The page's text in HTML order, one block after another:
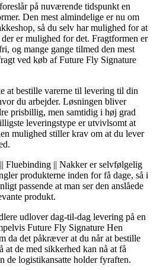
på nuværende tidspunkt en
Den mest almindelige er nu om
så du selv har mulighed for at
er mulighed for det. Fragtformen er
og mange gange tilmed den mest
ved køb af Future Fly Signature
at bestille varerne til levering til din
du arbejder. Løsningen bliver
prisbillig, men samtidig i høj grad
leveringstype er utvivlsomt at
mulighed stiller krav om at du lever
Fluebinding || Nakker er selvfølgelig
produkterne inden for få dage, så i
passende at man ser den anslåede
produkt.
udlover dag-til-dag levering på en
Future Fly Signature Hen
da det påkræver at du når at bestille
at de med sikkerhed kan nå at få
de logistikansatte holder fyraften.